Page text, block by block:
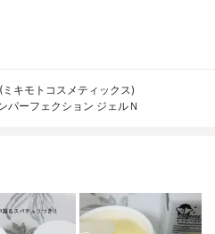
キモトコスメティックス)
パーフェクション ジェルＮ